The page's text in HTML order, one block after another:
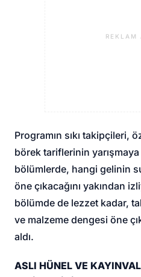
REKLAM
Programın sıkı takipçileri,
börek tariflerinin
bölümlerde, hangi gelinin
öne çıkacağını yakından
bölümde de lezzet kadar,
ve malzeme dengesi öne
aldı.
ASLI HÜNEL VE